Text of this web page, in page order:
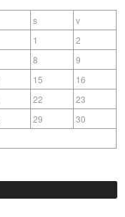
s
v
1
2
8
9
15
16
22
23
29
30